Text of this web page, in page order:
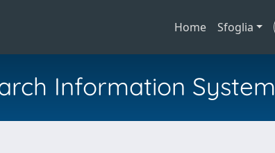
Home Sfoglia
Information System